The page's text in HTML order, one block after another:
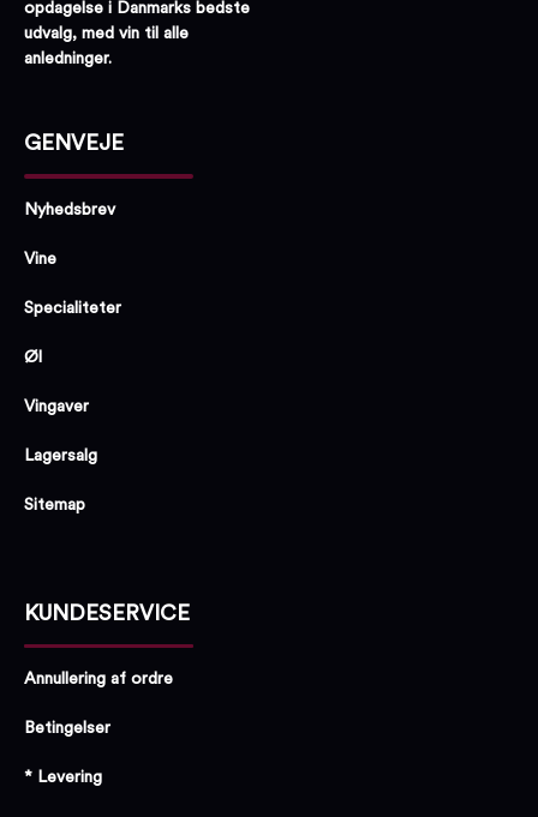
opdagelse i Danmarks bedste
udvalg, med vin til alle
anledninger.
GENVEJE
Nyhedsbrev
Vine
Specialiteter
Øl
Vingaver
Lagersalg
Sitemap
KUNDESERVICE
Annullering af ordre
Betingelser
* Levering